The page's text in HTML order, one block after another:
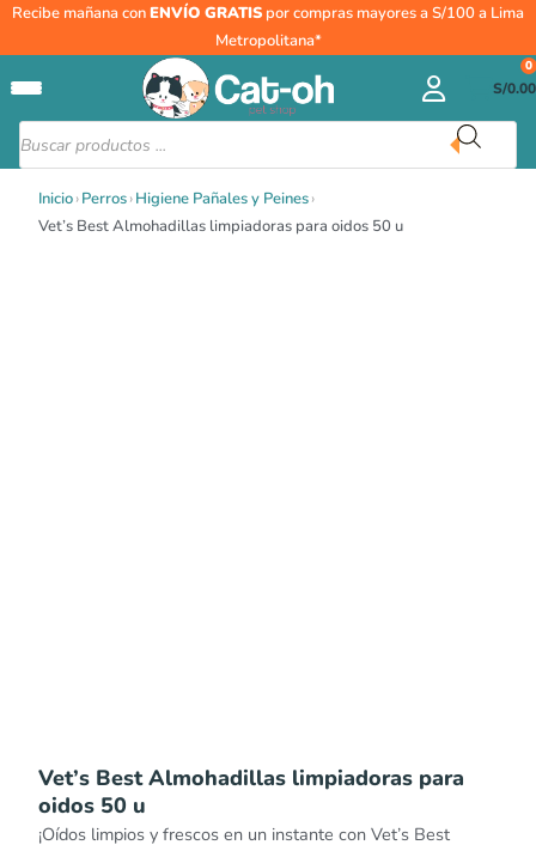
Recibe mañana conENVÍO GRATIS por compras mayores a S/100 a Lima
Metropolitana*
Búsqueda
de
productos
S/0.00
0
Inicio›Perros›Higiene Pañales y Peines›
Vet’s Best Almohadillas limpiadoras para oidos 50 u
Vet’s Best Almohadillas limpiadoras para
oidos 50 u
¡Oídos limpios y frescos en un instante con Vet’s Best
Vet's
limpiadoras
para
oidos
u
cantidad